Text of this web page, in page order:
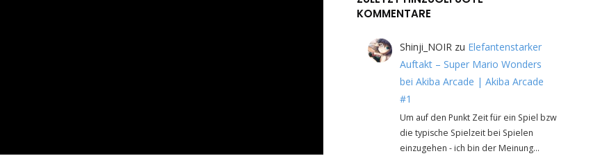
KOMMENTARE
Shinji_NOIRzu Elefantenstarker
Auftakt – Super Mario Wonders
bei Akiba Arcade | Akiba Arcade
#1
Um auf den Punkt Zeit für ein Spiel bzw
die typische Spielzeit bei Spielen
einzugehen - ich bin der Meinung…